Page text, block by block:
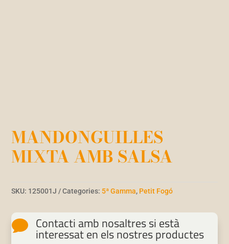
MANDONGUILLES
MIXTA AMB SALSA
SKU: 125001J Categories: 5ª Gamma, Petit Fogó
 Contacti amb nosaltres si està
interessat en els nostres productes